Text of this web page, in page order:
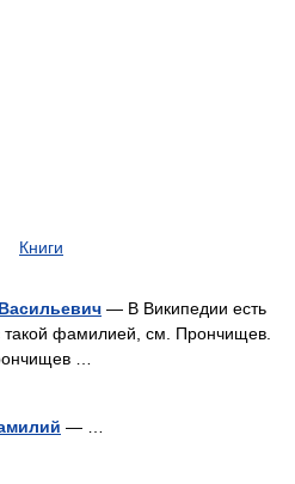
Книги
— В Википедии есть
такой фамилией, см. Прончищев.
…
— …